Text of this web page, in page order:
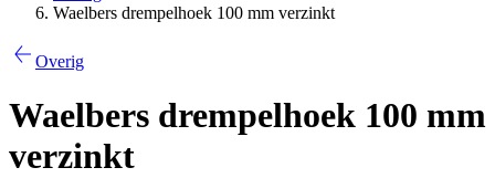
Waelbers drempelhoek 100 mm verzinkt
Overig
Waelbers drempelhoek 100 mm
verzinkt